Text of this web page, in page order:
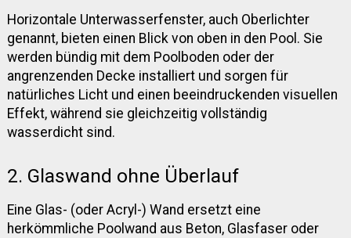
Horizontale Unterwasserfenster, auch Oberlichter
genannt, bieten einen Blick von oben in den Pool. Sie
werden bündig mit dem Poolboden oder der
angrenzenden Decke installiert und sorgen für
natürliches Licht und einen beeindruckenden visuellen
Effekt, während sie gleichzeitig vollständig
wasserdicht sind.
2. Glaswand ohne Überlauf
Eine Glas- (oder Acryl-) Wand ersetzt eine
herkömmliche Poolwand aus Beton, Glasfaser oder